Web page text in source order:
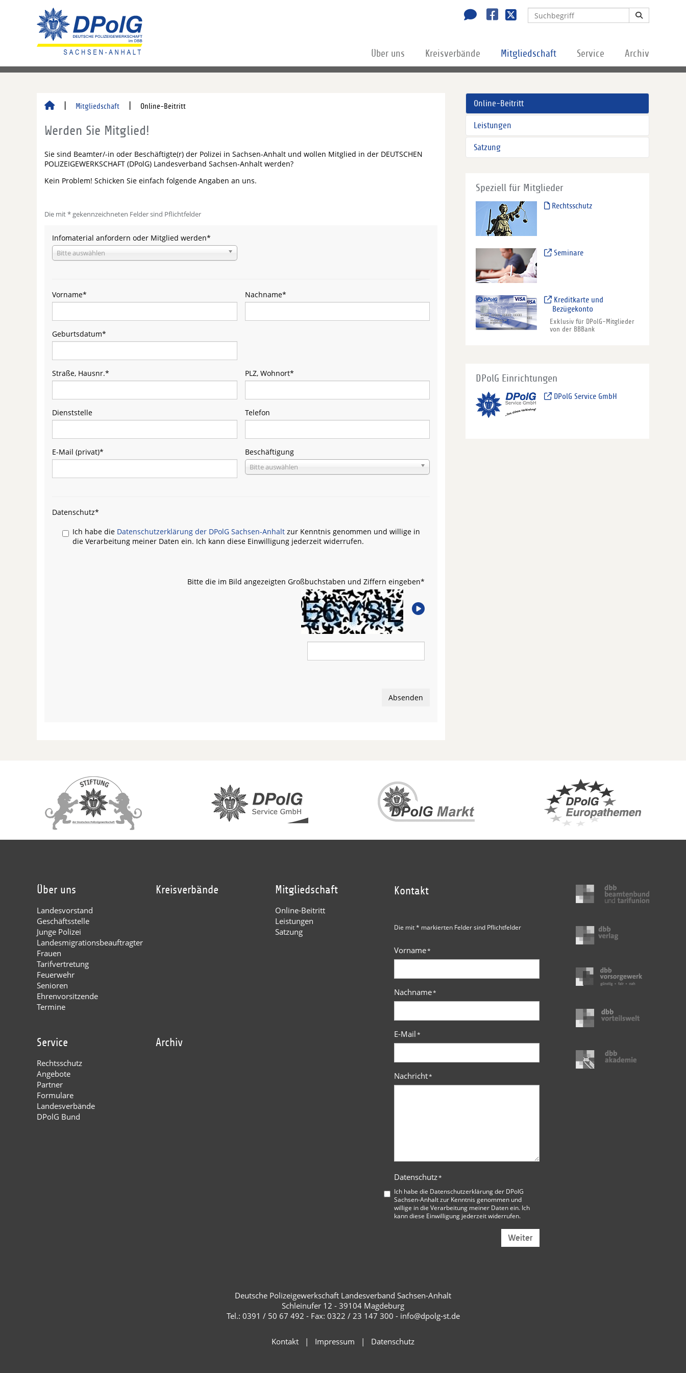
Über uns Kreisverbände Mitgliedschaft Service Archiv
Mitgliedschaft Online-Beitritt
Werden Sie Mitglied!
Sie sind Beamter/-in oder Beschäftigte(r) der Polizei in Sachsen-Anhalt und wollen Mitglied in der DEUTSCHEN
POLIZEIGEWERKSCHAFT (DPolG) Landesverband Sachsen-Anhalt werden?
Kein Problem! Schicken Sie einfach folgende Angaben an uns.
Die mit * gekennzeichneten Felder sind Pflichtfelder
Infomaterial anfordern oder Mitglied werden*
Bitte auswählen
Vorname* Nachname*
Geburtsdatum*
Straße, Hausnr.* PLZ, Wohnort*
Dienststelle Telefon
E-Mail (privat)* Beschäftigung
Bitte auswählen
Datenschutz*
Ich habe die Datenschutzerklärung der DPolG Sachsen-Anhalt zur Kenntnis genommen und willige in
die Verarbeitung meiner Daten ein. Ich kann diese Einwilligung jederzeit widerrufen.
Bitte die im Bild angezeigten Großbuchstaben und Ziffern eingeben*
Absenden
Online-Beitritt
Leistungen
Satzung
Speziell für Mitglieder
Rechtsschutz
Seminare
Kreditkarte und
Bezügekonto
Exklusiv für DPolG-Mitglieder
von der BBBank
DPolG Einrichtungen
DPolG Service GmbH
Über uns
Landesvorstand
Geschäftsstelle
Junge Polizei
Landesmigrationsbeauftragter
Frauen
Tarifvertretung
Feuerwehr
Senioren
Ehrenvorsitzende
Termine
Kreisverbände Mitgliedschaft
Online-Beitritt
Leistungen
Satzung
Service
Rechtsschutz
Angebote
Partner
Formulare
Landesverbände
DPolG Bund
Archiv
Kontakt
Die mit * markierten Felder sind Pflichtfelder
Vorname*
Nachname*
E-Mail*
Nachricht*
Datenschutz*
Ich habe die Datenschutzerklärung der DPolG
Sachsen-Anhaltzur Kenntnis genommen und
willige in die Verarbeitung meiner Daten ein. Ich
kann diese Einwilligung jederzeit widerrufen.
Weiter
Deutsche Polizeigewerkschaft Landesverband Sachsen-Anhalt
Schleinufer 12 - 39104 Magdeburg
Tel.: 0391 / 50 67 492 - Fax: 0322 / 23 147 300 - info@dpolg-st.de
Kontakt Impressum Datenschutz